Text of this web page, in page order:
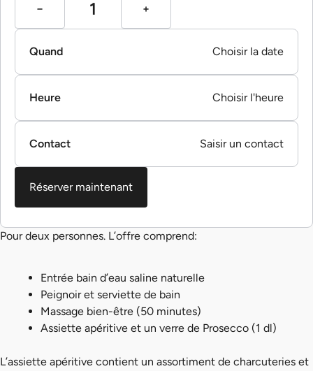
Pour deux personnes. L’offre comprend:
Entrée bain d’eau saline naturelle
Peignoir et serviette de bain
Massage bien-être (50 minutes)
Assiette apéritive et un verre de Prosecco (1 dl)
L’assiette apéritive contient un assortiment de charcuteries et
Quand Choisir la date
Heure Choisir l'heure
Contact Saisir un contact
Réserver maintenant